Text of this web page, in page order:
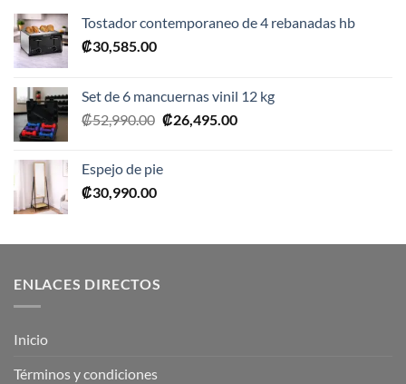
Tostador contemporaneo de 4 rebanadas hb
₡30,585.00
Set de 6 mancuernas vinil 12 kg
₡52,990.00 El
era:
₡26,495.00El
Espejo de pie
₡30,990.00
ENLACES DIRECTOS
Inicio
Términos y condiciones